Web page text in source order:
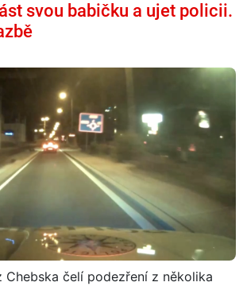
svou babičku a ujet policii.
Chebska čelí podezření z několika